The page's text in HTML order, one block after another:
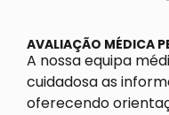
AVALIAÇÃO MÉDICA
A nossa equipa
cuidadosa as
oferecendo